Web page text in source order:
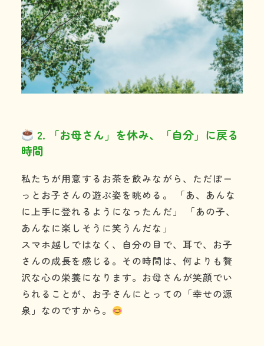
2. 「お母さん」を休み、「自分」に戻る
時間
私たちが用意するお茶を飲みながら、ただぼー
っとお子さんの遊ぶ姿を眺める。 「あ、あんな
に上手に登れるようになったんだ」 「あの子、
あんなに楽しそうに笑うんだな」
スマホ越しではなく、自分の目で、耳で、お子
さんの成長を感じる。その時間は、何よりも贅
沢な心の栄養になります。お母さんが笑顔でい
られることが、お子さんにとっての「幸せの源
泉」なのですから。